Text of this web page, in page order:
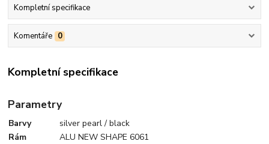
Kompletní specifikace
Komentáře 0
Kompletní specifikace
Parametry
Barvy
silver pearl / black
Rám
ALU NEW SHAPE 6061